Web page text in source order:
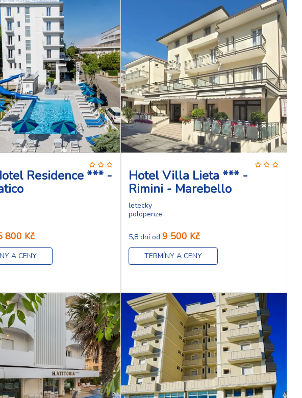
Residence *** -
800 Kč
A CENY
Hotel Villa Lieta *** -
Rimini - Marebello
letecky
polopenze
5,8 dní od9 500 Kč
TERMÍNY A CENY